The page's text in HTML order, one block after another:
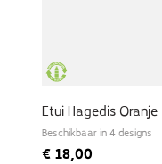
Etui Hagedis Oranje
Beschikbaar in 4 designs
€ 18,00